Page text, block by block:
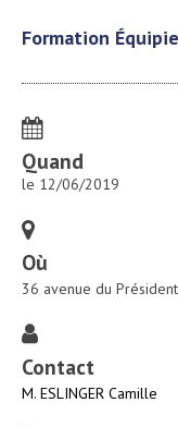
Formation
Quand
le 12/06/2019
Où
36 avenue du
Contact
M. ESLINGER Camille